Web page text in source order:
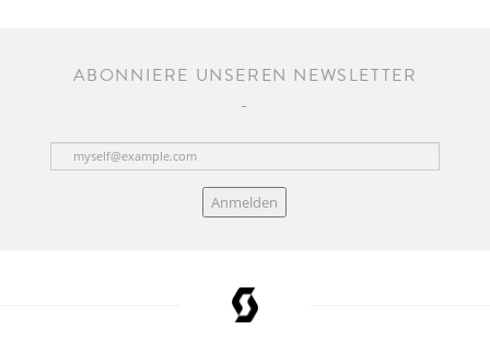
ABONNIERE UNSEREN NEWSLETTER
Anmelden